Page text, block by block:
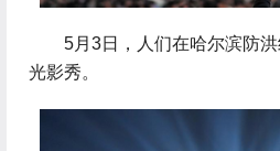
5月3日，人们在哈尔滨防洪
光影秀。